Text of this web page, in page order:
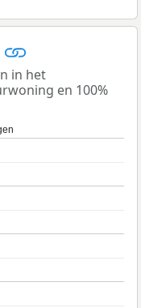
in het
en 100%